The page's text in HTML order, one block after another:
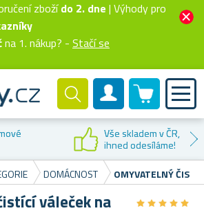
zbožído 2. dne | Výhody pro
na 1. nákup? - Stačí se
Zákaznický účet
0 produktů
Vše skladem v ČR,
ihned odesíláme!
DOMÁCNOST OMYVATELNÝ
váleček na
★★★★★
★★★★★